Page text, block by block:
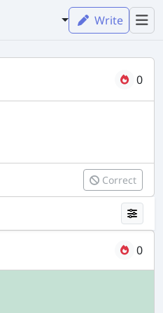
Write
0
Correct
0